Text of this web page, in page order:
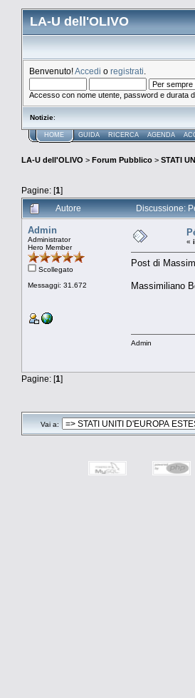
LA-U dell'OLIVO
Benvenuto!Accedi o registrati
Accesso con nome utente, password e durata
Notizie:
HOME GUIDA RICERCA AGENDA
LA-U dell'OLIVO > Forum Pubblico > STATI
Pagine: [1]
Autore
Discussione:
Admin
Administrator
Hero Member
Scollegato
Messaggi: 31.672
«
Post di
Massimiliano
Admin
Pagine: [1]
Vai a: